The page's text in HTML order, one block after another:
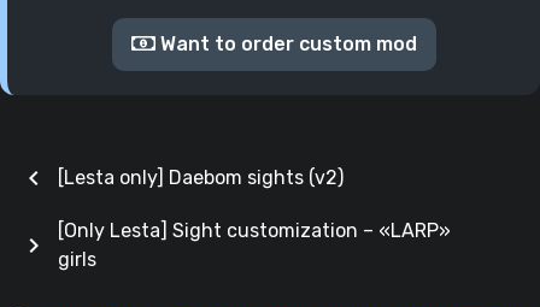
Want to order custom mod
chevron_left [Lesta only] Daebom sights (v2)
[Only Lesta] Sight customization – «LARP»
girls
chevron_right